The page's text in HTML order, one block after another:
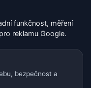
🇧🇬 Bulharsko
funkčnost, měření
reklamu Google.
bezpečnost a